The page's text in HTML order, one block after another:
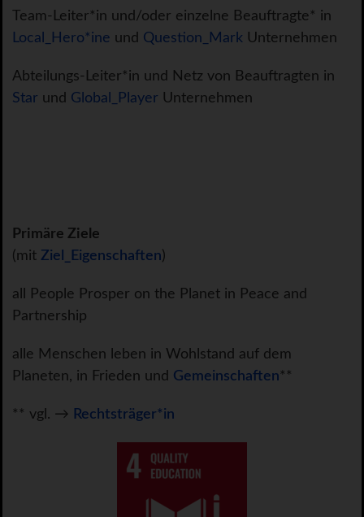
Team-Leiter*in und/oder einzelne Beauftragte* in
Local_Hero*ine und Question_Mark Unternehmen
Abteilungs-Leiter*in und Netz von Beauftragten in
Star und Global_Player Unternehmen
Primäre Ziele
(mit Ziel_Eigenschaften)
all People Prosper on the Planet in Peace and
Partnership
alle Menschen leben in Wohlstand auf dem
Planeten, in Frieden und Gemeinschaften**
** vgl. → Rechtsträger*in